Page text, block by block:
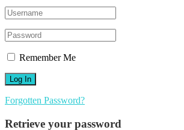
Remember Me
Forgotten Password?
Retrieve your password